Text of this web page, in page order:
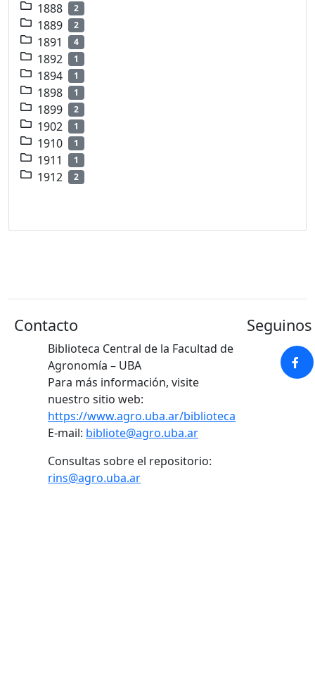
1888 2
1889 2
1891 4
1892 1
1894 1
1898 1
1899 2
1902 1
1910 1
1911 1
1912 2
Contacto
Biblioteca Central de la Facultad de
Agronomía – UBA
Para más información, visite
nuestro sitio web:
https://www.agro.uba.ar/biblioteca
E-mail: bibliote@agro.uba.ar
Consultas sobre el repositorio:
rins@agro.uba.ar